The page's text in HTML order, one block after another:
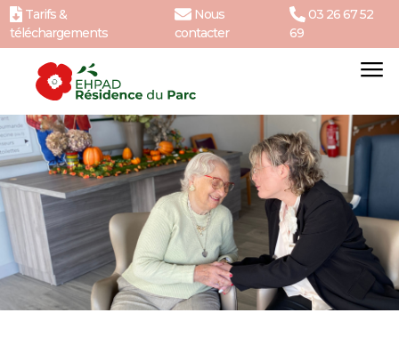
Tarifs &
téléchargements
Nous
contacter
03 26 67 52
69